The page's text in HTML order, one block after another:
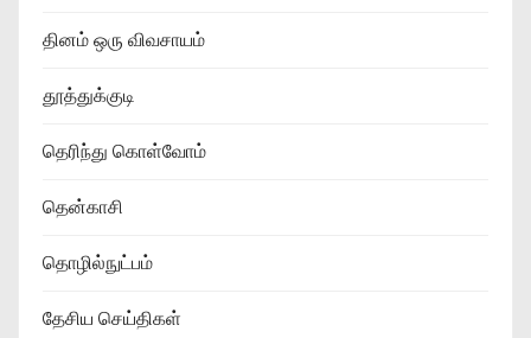
தினம் ஒரு விவசாயம்
தூத்துக்குடி
தெரிந்து கொள்வோம்
தென்காசி
தொழில்நுட்பம்
தேசிய செய்திகள்